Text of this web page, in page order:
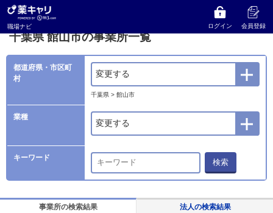
職場ナビ ログイン 会員登録
薬キャリ 職場ナビ 館山市の事業所一覧
千葉県 館山市の事業所一覧
都道府県・市区町
村
変更する
千葉県 > 館山市
業種
変更する
キーワード 検索
事業所の検索結果 法人の検索結果